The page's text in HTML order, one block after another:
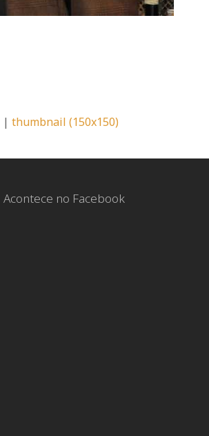
| thumbnail (150x150)
Acontece no Facebook